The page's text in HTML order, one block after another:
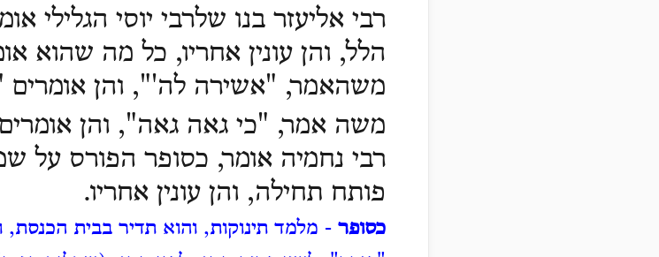
רבי אליעזר בנו שלרבי יוסי הגלילי
הלל, והן עונין אחריו, כל מה שהוא
משהאמר, "אשירה לה'", והן
משה אמר, "כי גאה גאה", והן
רבי נחמיה אומר, כסופר הפורס על
פותח תחילה, והן עונין אחריו.
כסופר - מלמד תינוקות, והוא תדיר בבית